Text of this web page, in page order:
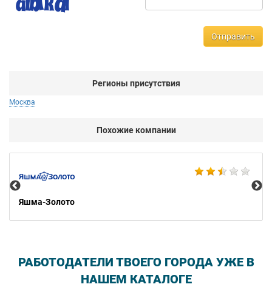
Отправить
Регионы присутствия
Москва
Похожие компании
Яшма-Золото
РАБОТОДАТЕЛИ ТВОЕГО ГОРОДА УЖЕ В
НАШЕМ КАТАЛОГЕ